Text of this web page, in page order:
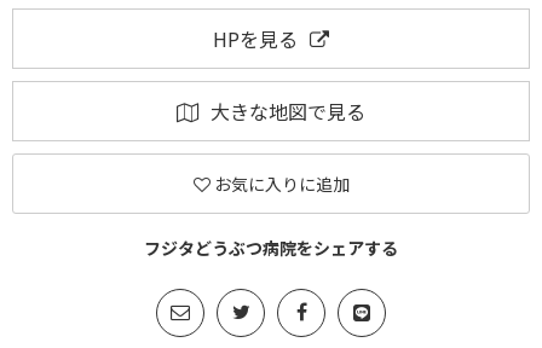
HPを見る
大きな地図で見る
お気に入りに追加
フジタどうぶつ病院をシェアする